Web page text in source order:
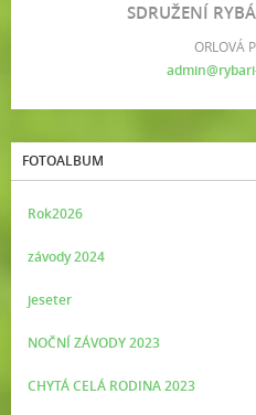
SDRUŽENÍ
ORLOVÁ
FOTOALBUM
Rok2026
závody 2024
jeseter
NOČNÍ ZÁVODY 2023
CHYTÁ CELÁ RODINA 2023